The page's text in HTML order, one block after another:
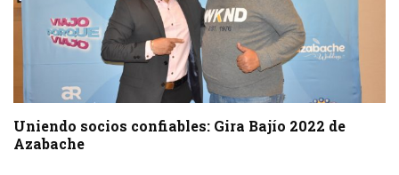
Uniendo socios confiables: Gira Bajío 2022 de
Azabache